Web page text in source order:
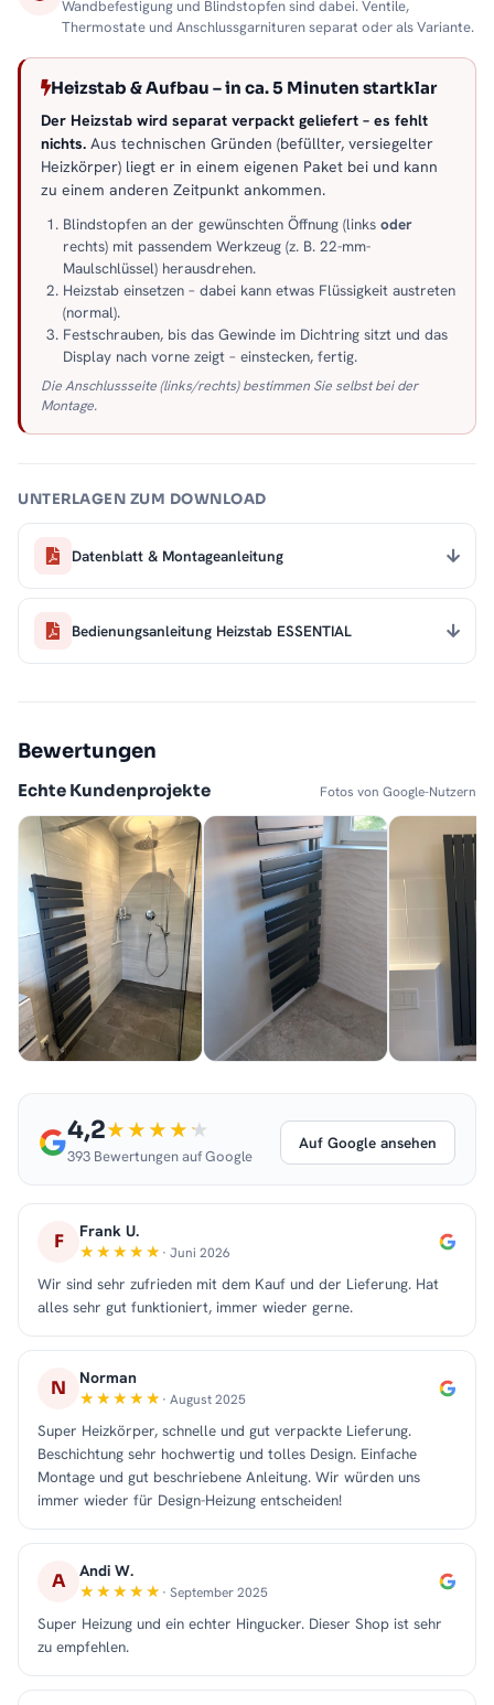
Wandbefestigung und Blindstopfen sind dabei. Ventile,
Thermostate und Anschlussgarnituren separat oder als Variante.
Heizstab & Aufbau – in ca. 5 Minuten startklar
Der Heizstab wird separat verpackt geliefert – es fehlt
nichts. Aus technischen Gründen (befüllter, versiegelter
Heizkörper) liegt er in einem eigenen Paket bei und kann
zu einem anderen Zeitpunkt ankommen.
Blindstopfen an der gewünschten Öffnung (links oder
rechts) mit passendem Werkzeug (z. B. 22-mm-
Maulschlüssel) herausdrehen.
Heizstab einsetzen – dabei kann etwas Flüssigkeit austreten
(normal).
Festschrauben, bis das Gewinde im Dichtring sitzt und das
Display nach vorne zeigt – einstecken, fertig.
Die Anschlussseite (links/rechts) bestimmen Sie selbst bei der
Montage.
UNTERLAGEN ZUM DOWNLOAD
Datenblatt & Montageanleitung
Bedienungsanleitung Heizstab ESSENTIAL
Bewertungen
Echte Kundenprojekte Fotos von Google-Nutzern
4,2
393 Bewertungen auf Google
Auf Google ansehen
F Frank U.
· Juni 2026
Wir sind sehr zufrieden mit dem Kauf und der Lieferung. Hat
alles sehr gut funktioniert, immer wieder gerne.
N Norman
· August 2025
Super Heizkörper, schnelle und gut verpackte Lieferung.
Beschichtung sehr hochwertig und tolles Design. Einfache
Montage und gut beschriebene Anleitung. Wir würden uns
immer wieder für Design-Heizung entscheiden!
A Andi W.
· September 2025
Super Heizung und ein echter Hingucker. Dieser Shop ist sehr
zu empfehlen.